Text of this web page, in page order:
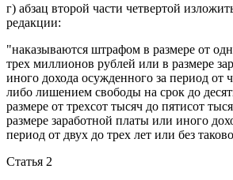
г) абзац второй части четвертой
редакции:
"наказываются штрафом в размере от
трех миллионов рублей или в размере
иного дохода осужденного за период от
либо лишением свободы на срок до
размере от трехсот тысяч до пятисот
размере заработной платы или иного
период от двух до трех лет или без
Статья 2